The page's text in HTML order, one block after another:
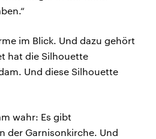
im Blick. Und dazu gehört
hat die Silhouette
Und diese Silhouette
wahr: Es gibt
der Garnisonkirche. Und